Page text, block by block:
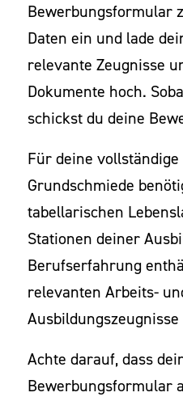
Bewerbungsformular
Daten ein und lade
relevante Zeugnisse
Dokumente hoch.
schickst du deine
Für deine
Grundschmiede
tabellarischen
Stationen deiner
Berufserfahrung
relevanten Arbeits-
Ausbildungszeugnisse
Achte darauf, dass
Bewerbungsformular